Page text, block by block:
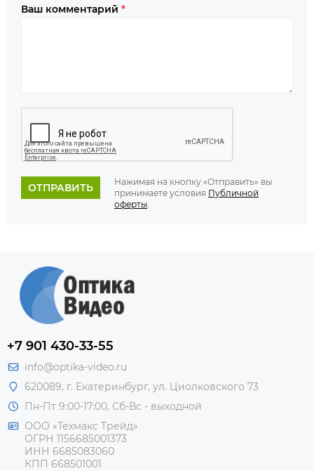
Ваш комментарий *
ОТПРАВИТЬ
Нажимая на кнопку «Отправить» вы
принимаете условия Публичной
оферты.
+7 901 430-33-55
info@optika-video.ru
620089, г. Екатеринбург, ул. Циолковского 73
Пн-Пт 9:00-17:00, Сб-Вс - выходной
ООО «Техмакс Трейд»
ОГРН 1156685001373
ИНН 6685083060
КПП 668501001